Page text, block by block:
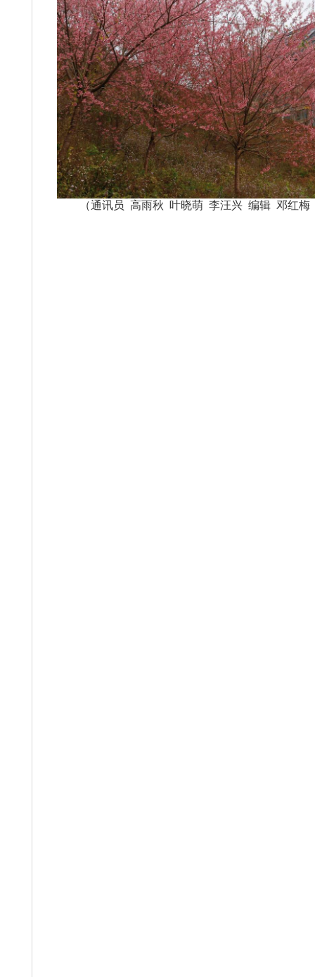
（通讯员 高雨秋 叶晓萌 李汪兴 编辑 邓红梅